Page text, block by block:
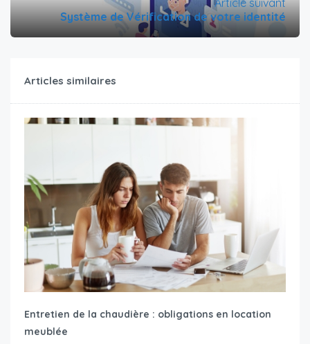
Système de Vérification de votre identité
Articles similaires
Entretien de la chaudière : obligations en location
meublée